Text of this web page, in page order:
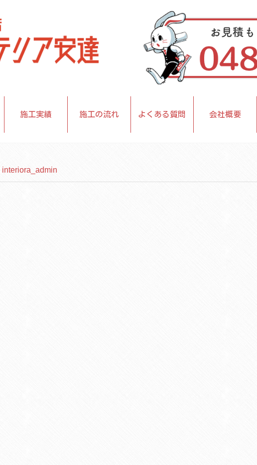
施工実績 施工の流れ よくある質問 会社概要
interiora_admin